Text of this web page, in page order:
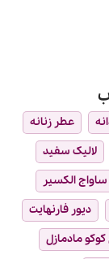
عطر زنانه
لالیک سفید
ساواج الکسیر
دیور فارنهایت
مادمازل